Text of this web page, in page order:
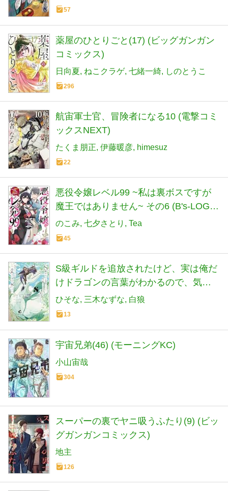
57
薬屋のひとりごと(17) (ビッグガンガン
コミックス)
日向夏 ねこクラゲ 七緒一綺 しのとうこ
296
航宙軍士官、冒険者になる10 (電撃コミ
ックスNEXT)
たくま朋正 伊藤暖彦 himesuz
22
悪役令嬢レベル99 ~私は裏ボスですが
魔王ではありません~ その6 (B's-LOG
COMICS)
のこみ 七夕さとり Tea
45
S級ギルドを追放されたけど、実は俺だ
けドラゴンの言葉がわかるので、気付
いたときには竜騎士の頂点を極めてま
した。 8 (電撃コミックスNEXT)
ひそな 三木なずな 白狼
13
宇宙兄弟(46) (モーニングKC)
小山宙哉
304
スーパーの裏でヤニ吸うふたり(9) (ビッ
グガンガンコミックス)
地主
126